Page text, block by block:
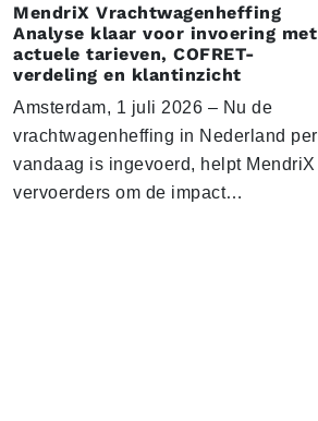
MendriX Vrachtwagenheffing
Analyse klaar voor invoering met
actuele tarieven, COFRET-
verdeling en klantinzicht
Amsterdam, 1 juli 2026 – Nu de
vrachtwagenheffing in Nederland per
vandaag is ingevoerd, helpt MendriX
vervoerders om de impact…